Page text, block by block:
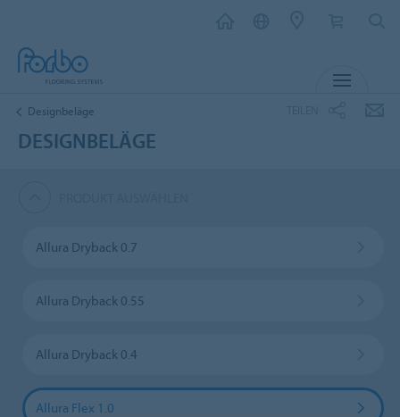
Designbeläge
DESIGNBELÄGE
Allura Dryback 0.7
Allura Dryback 0.55
Allura Dryback 0.4
Allura Flex 1.0